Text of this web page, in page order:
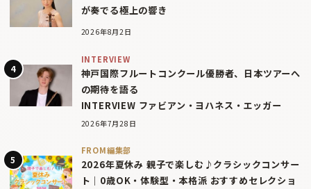
が奏でる極上の響き
2026年8月2日
INTERVIEW
神戸国際フルートコンクール優勝者、日本ツアーへ
の期待を語る
INTERVIEW ファビアン・ヨハネス・エッガー
2026年7月28日
FROM編集部
2026年夏休み 親子で楽しむ♪クラシックコンサー
ト｜0歳OK・体験型・本格派 おすすめセレクショ